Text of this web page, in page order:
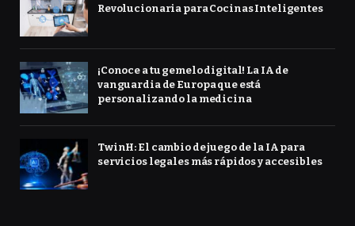
Revolucionaria para Cocinas Inteligentes
¡Conoce a tu gemelo digital! La IA de
vanguardia de Europa que está
personalizando la medicina
TwinH: El cambio de juego de la IA para
servicios legales más rápidos y accesibles